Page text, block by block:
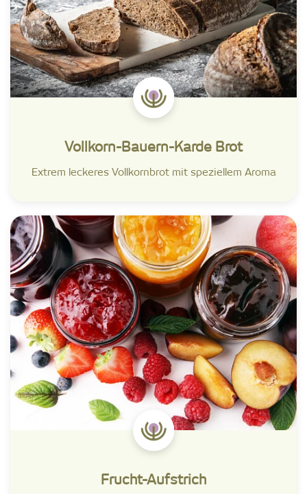
Vollkorn-Bauern-Karde Brot
Extrem leckeres Vollkornbrot mit speziellem Aroma
Frucht-Aufstrich